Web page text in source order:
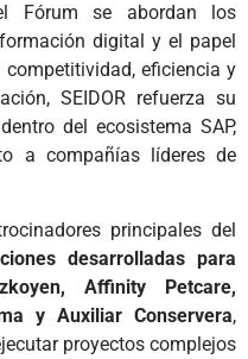
Fórum se abordan los
digital y el papel
eficiencia y
SEIDOR refuerza su
del ecosistema SAP,
a compañías líderes de
principales del
desarrolladas para
Affinity Petcare,
y Auxiliar Conservera,
proyectos complejos